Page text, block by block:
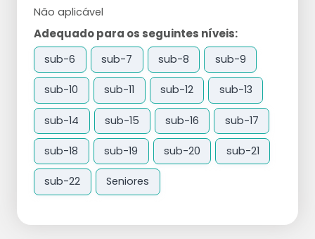
Não aplicável
Adequado para os seguintes níveis:
sub-6 sub-7 sub-8 sub-9
sub-10 sub-11 sub-12 sub-13
sub-14 sub-15 sub-16 sub-17
sub-18 sub-19 sub-20 sub-21
sub-22 Seniores